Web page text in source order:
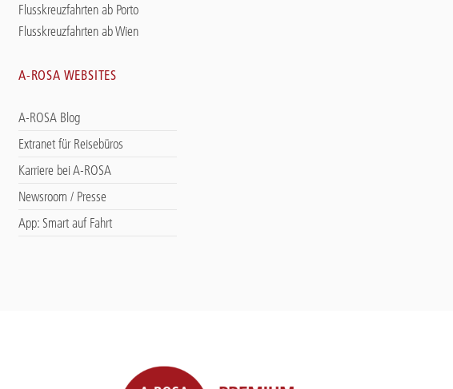
Flusskreuzfahrten ab Porto
Flusskreuzfahrten ab Wien
A-ROSA WEBSITES
A-ROSA Blog
Extranet für Reisebüros
Karriere bei A-ROSA
Newsroom / Presse
App: Smart auf Fahrt